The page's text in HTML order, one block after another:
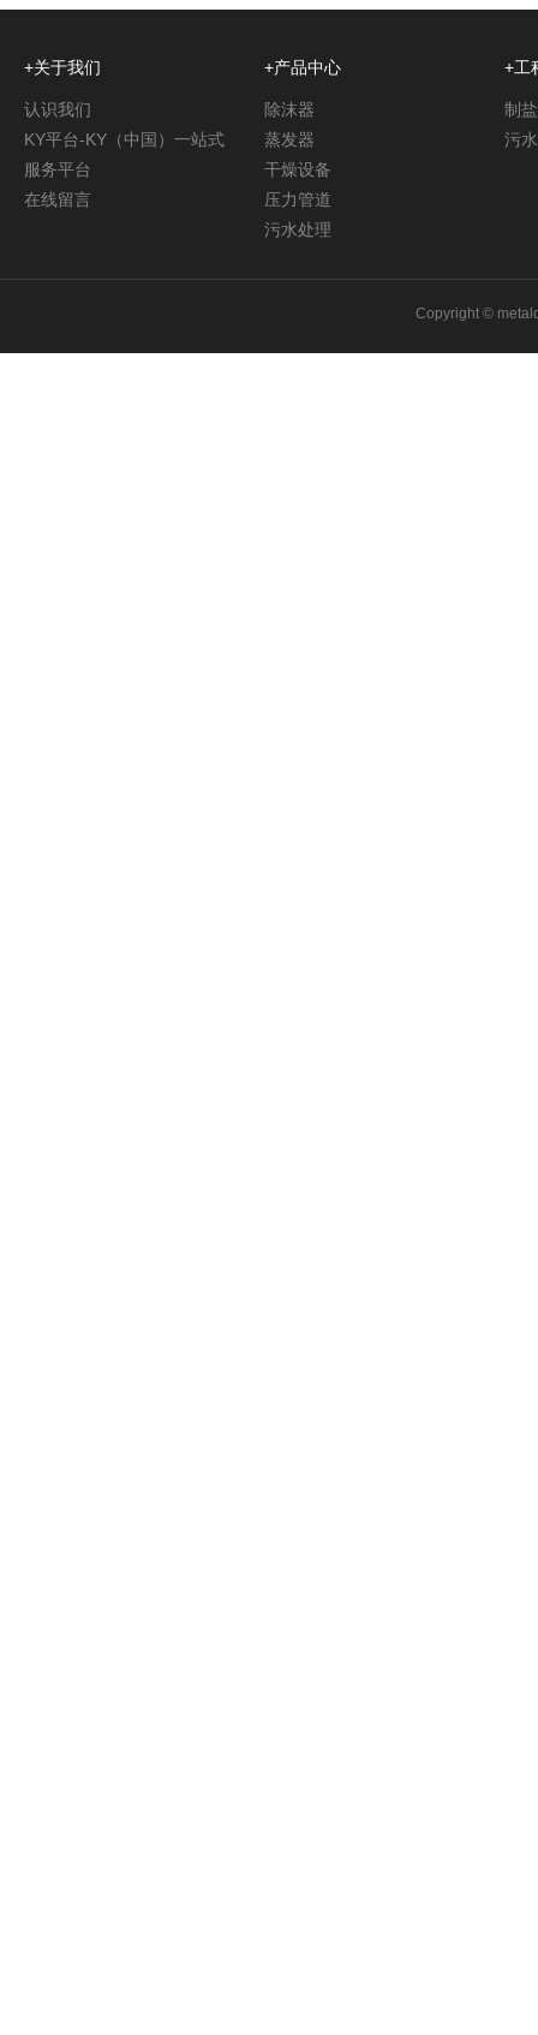
+关于我们
认识我们
KY平台-KY（中国）一站式
服务平台
在线留言
+产品中心
除沫器
蒸发器
干燥设备
压力管道
污水处理
+工
制
污
Copyright ©